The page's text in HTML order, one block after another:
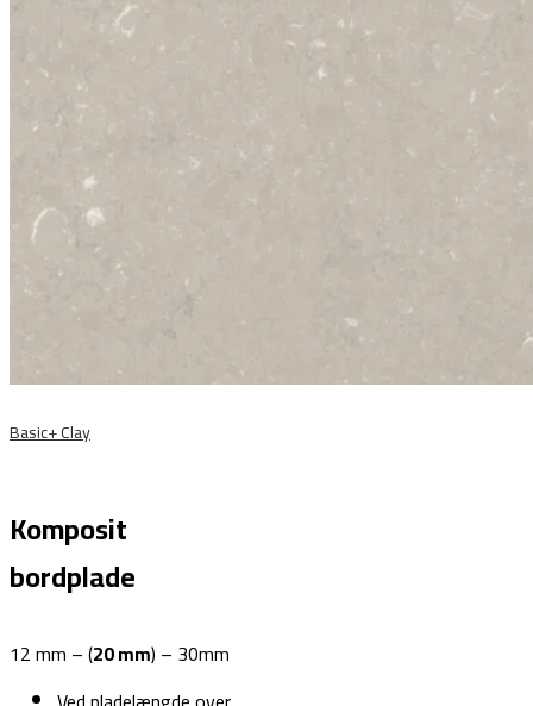
Basic+ Clay
Komposit
bordplade
12 mm – (20 mm) – 30mm